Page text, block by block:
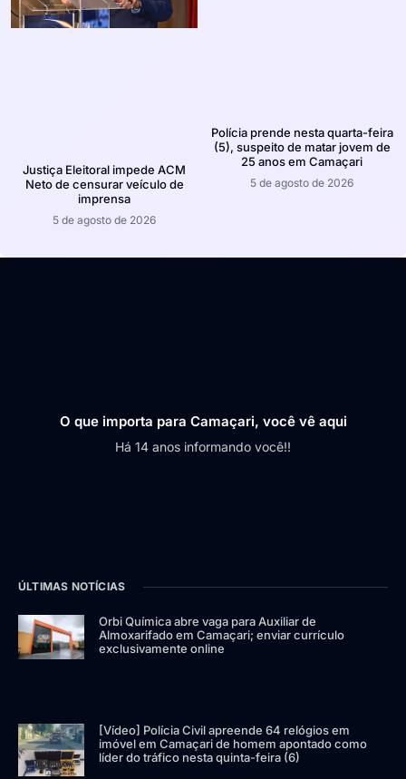
Justiça Eleitoral impede ACM
Neto de censurar veículo de
imprensa
5 de agosto de 2026
Polícia prende nesta quarta-feira
(5), suspeito de matar jovem de
25 anos em Camaçari
5 de agosto de 2026
O que importa para Camaçari, você vê aqui
Há 14 anos informando você!!
ÚLTIMAS NOTÍCIAS
Orbi Química abre vaga para Auxiliar de
Almoxarifado em Camaçari; enviar currículo
exclusivamente online
[Vídeo] Polícia Civil apreende 64 relógios em
imóvel em Camaçari de homem apontado como
líder do tráfico nesta quinta-feira (6)